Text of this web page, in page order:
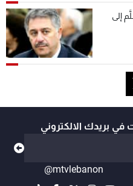
إلى
في بريدك الالكتروني
@mtvlebanon